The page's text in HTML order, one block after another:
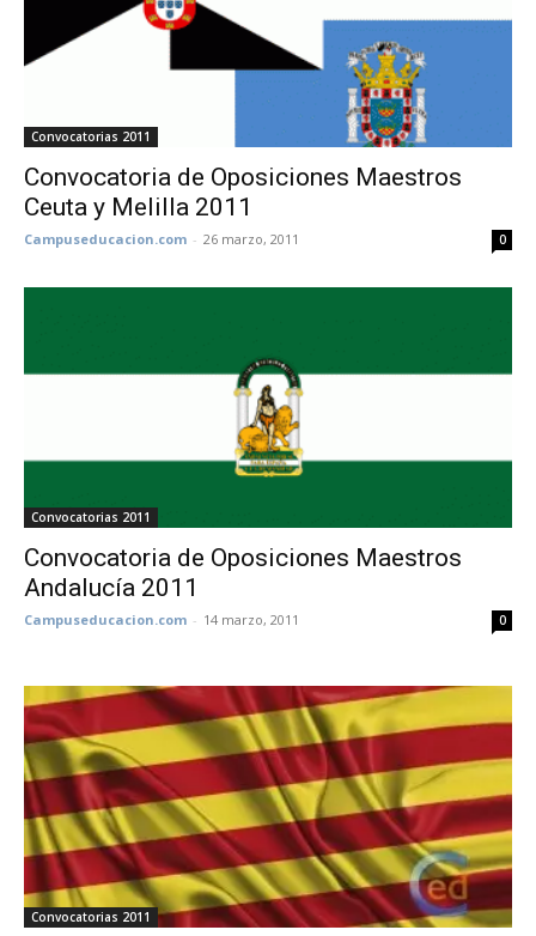
Convocatorias 2011
Convocatoria de Oposiciones Maestros
Ceuta y Melilla 2011
Campuseducacion.com - 26 marzo, 2011 0
Convocatorias 2011
Convocatoria de Oposiciones Maestros
Andalucía 2011
Campuseducacion.com - 14 marzo, 2011 0
Convocatorias 2011